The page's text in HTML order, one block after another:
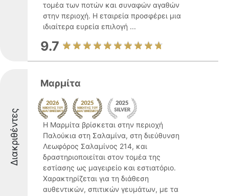
τομέα των ποτών και συναφών αγαθών
στην περιοχή. Η εταιρεία προσφέρει μια
ιδιαίτερα ευρεία επιλογή ...
9.7
Διακριθέντες
Μαρμίτα
Η Μαρμίτα βρίσκεται στην περιοχή
Παλούκια στη Σαλαμίνα, στη διεύθυνση
Λεωφόρος Σαλαμίνος 214, και
δραστηριοποιείται στον τομέα της
εστίασης ως μαγειρείο και εστιατόριο.
Χαρακτηρίζεται για τη διάθεση
αυθεντικών, σπιτικών γευμάτων, με τα